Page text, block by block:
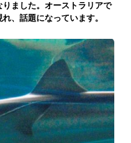
ました。オーストラリアで
、話題になっています。